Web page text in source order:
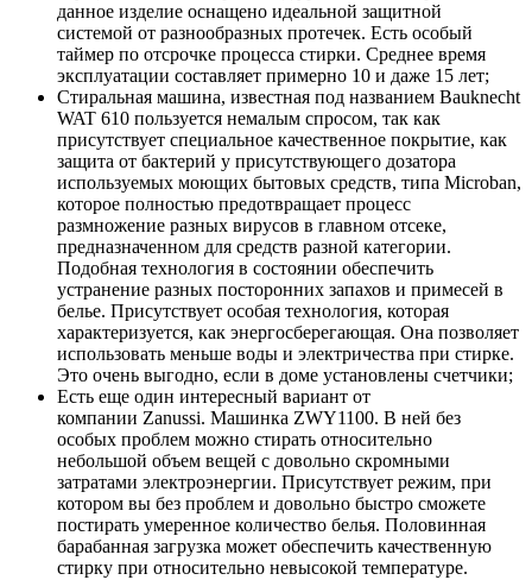
данное изделие оснащено идеальной защитной
системой от разнообразных протечек. Есть особый
таймер по отсрочке процесса стирки. Среднее время
эксплуатации составляет примерно 10 и даже 15 лет;
Стиральная машина, известная под названием Bauknecht
WAT 610 пользуется немалым спросом, так как
присутствует специальное качественное покрытие, как
защита от бактерий у присутствующего дозатора
используемых моющих бытовых средств, типа Microban,
которое полностью предотвращает процесс
размножение разных вирусов в главном отсеке,
предназначенном для средств разной категории.
Подобная технология в состоянии обеспечить
устранение разных посторонних запахов и примесей в
белье. Присутствует особая технология, которая
характеризуется, как энергосберегающая. Она позволяет
использовать меньше воды и электричества при стирке.
Это очень выгодно, если в доме установлены счетчики;
Есть еще один интересный вариант от
компании Zanussi. Машинка ZWY1100. В ней без
особых проблем можно стирать относительно
небольшой объем вещей с довольно скромными
затратами электроэнергии. Присутствует режим, при
котором вы без проблем и довольно быстро сможете
постирать умеренное количество белья. Половинная
барабанная загрузка может обеспечить качественную
стирку при относительно невысокой температуре.